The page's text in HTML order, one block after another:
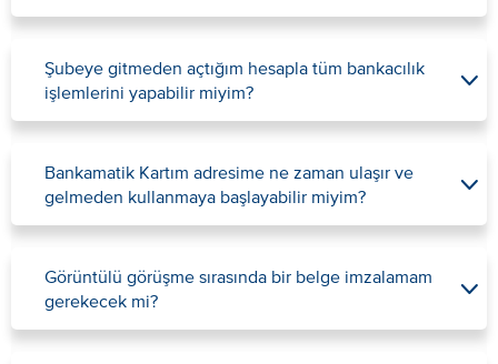
Şubeye gitmeden açtığım hesapla tüm bankacılık
işlemlerini yapabilir miyim?
​Bankamatik Kartım adresime ne zaman ulaşır ve
gelmeden kullanmaya başlayabilir miyim?
Görüntülü görüşme sırasında bir belge imzalamam
gerekecek mi?